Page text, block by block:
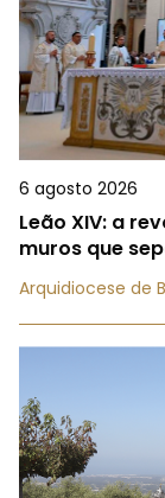
6 agosto 2026
Leão XIV: a
muros que
Arquidiocese de